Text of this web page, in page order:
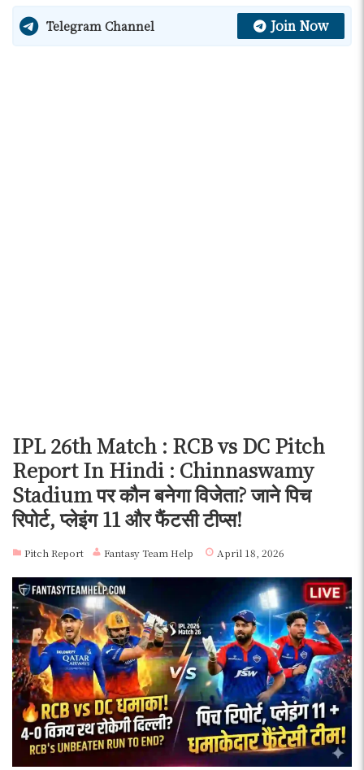
Telegram Channel Join Now
IPL 26th Match : RCB vs DC Pitch
Report In Hindi : Chinnaswamy
Stadium पर कौन बनेगा विजेता? जाने पिच
रिपोर्ट, प्लेइंग 11 और फैंटसी टीप्स!
Pitch Report Fantasy Team Help April 18, 2026